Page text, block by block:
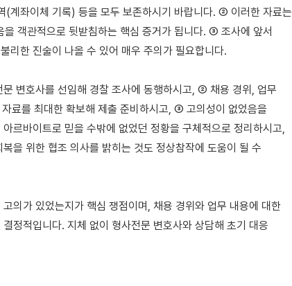
(계좌이체 기록) 등을 모두 보존하시기 바랍니다. ② 이러한 자료는
객관적으로 뒷받침하는 핵심 증거가 됩니다. ③ 조사에 앞서
리한 진술이 나올 수 있어 매우 주의가 필요합니다.
변호사를 선임해 경찰 조사에 동행하시고, ② 채용 경위, 업무
료를 최대한 확보해 제출 준비하시고, ③ 고의성이 없었음을
르바이트로 믿을 수밖에 없었던 정황을 구체적으로 정리하시고,
을 위한 협조 의사를 밝히는 것도 정상참작에 도움이 될 수
의가 있었는지가 핵심 쟁점이며, 채용 경위와 업무 내용에 대한
정적입니다. 지체 없이 형사전문 변호사와 상담해 초기 대응